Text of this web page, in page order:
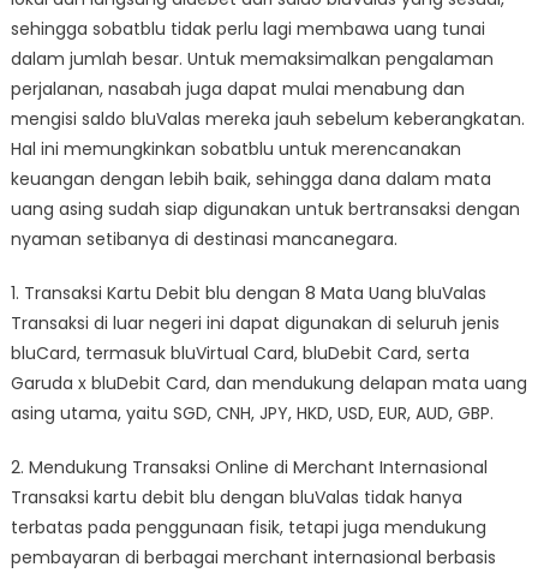
sehingga sobatblu tidak perlu lagi membawa uang tunai
dalam jumlah besar. Untuk memaksimalkan pengalaman
perjalanan, nasabah juga dapat mulai menabung dan
mengisi saldo bluValas mereka jauh sebelum keberangkatan.
Hal ini memungkinkan sobatblu untuk merencanakan
keuangan dengan lebih baik, sehingga dana dalam mata
uang asing sudah siap digunakan untuk bertransaksi dengan
nyaman setibanya di destinasi mancanegara.
1. Transaksi Kartu Debit blu dengan 8 Mata Uang bluValas
Transaksi di luar negeri ini dapat digunakan di seluruh jenis
bluCard, termasuk bluVirtual Card, bluDebit Card, serta
Garuda x bluDebit Card, dan mendukung delapan mata uang
asing utama, yaitu SGD, CNH, JPY, HKD, USD, EUR, AUD, GBP.
2. Mendukung Transaksi Online di Merchant Internasional
Transaksi kartu debit blu dengan bluValas tidak hanya
terbatas pada penggunaan fisik, tetapi juga mendukung
pembayaran di berbagai merchant internasional berbasis